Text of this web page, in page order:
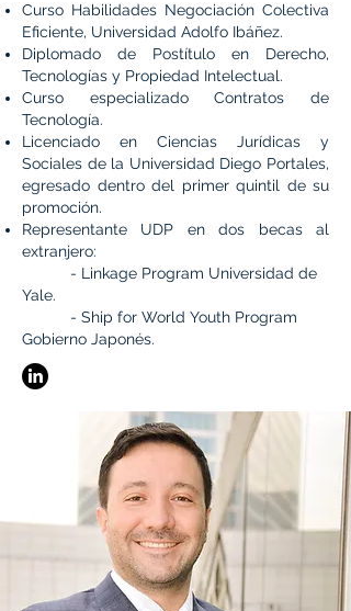
Curso Habilidades Negociación Colectiva
Eficiente, Universidad Adolfo Ibáñez.
Diplomado de Postítulo en Derecho,
Tecnologías y Propiedad Intelectual.
Curso especializado Contratos de
Tecnología.
Licenciado en Ciencias Jurídicas y
Sociales de la Universidad Diego Portales,
egresado dentro del primer quintil de su
promoción.
Representante UDP en dos becas al
extranjero:
- Linkage Program Universidad de
Yale.
- Ship for World Youth Program
Gobierno Japonés.